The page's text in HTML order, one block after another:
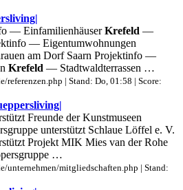
— EinfamilienhäuserKrefeld —
— Eigentumwohnungen
am Dorf Saarn Projektinfo —
Krefeld — Stadtwaldterrassen …
| Stand: Do, 01:58 | Score:
Freunde der Kunstmuseen
unterstützt Schlaue Löffel e. V.
Projekt MIK Mies van der Rohe
…
unternehmen/mitgliedschaften.php | Stand: